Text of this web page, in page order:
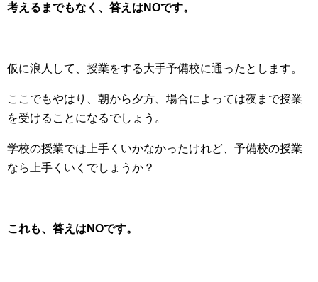
考えるまでもなく、答えはNOです。
仮に浪人して、授業をする大手予備校に通ったとします。
ここでもやはり、朝から夕方、場合によっては夜まで授業
を受けることになるでしょう。
学校の授業では上手くいかなかったけれど、予備校の授業
なら上手くいくでしょうか？
これも、答えはNOです。